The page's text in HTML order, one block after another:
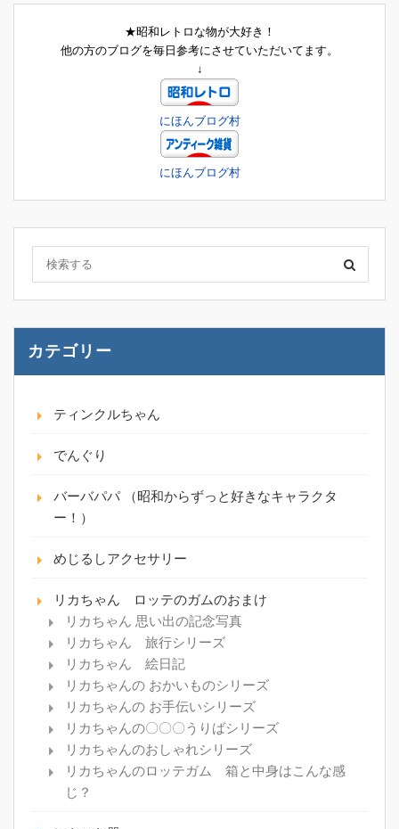
★昭和レトロな物が大好き！
他の方のブログを毎日参考にさせていただいてます。
↓
にほんブログ村
にほんブログ村
カテゴリー
ティンクルちゃん
でんぐり
バーバパパ （昭和からずっと好きなキャラクタ
ー！）
めじるしアクセサリー
リカちゃん ロッテのガムのおまけ
リカちゃん 思い出の記念写真
リカちゃん 旅行シリーズ
リカちゃん 絵日記
リカちゃんの おかいものシリーズ
リカちゃんの お手伝いシリーズ
リカちゃんの〇〇〇うりばシリーズ
リカちゃんのおしゃれシリーズ
リカちゃんのロッテガム 箱と中身はこんな感
じ？